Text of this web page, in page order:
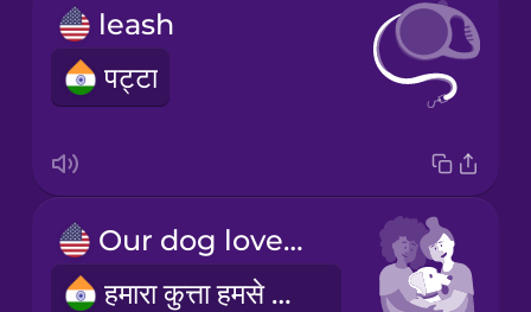
leash
पट्टा
Our dog loves to cuddle with us.
हमारा कुत्ता हमसे लिपटना पसंद करता है।